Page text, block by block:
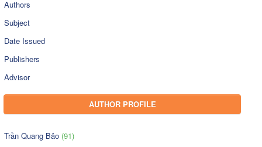
Authors
Subject
Date Issued
Publishers
Advisor
AUTHOR PROFILE
Trần Quang Bảo (91)